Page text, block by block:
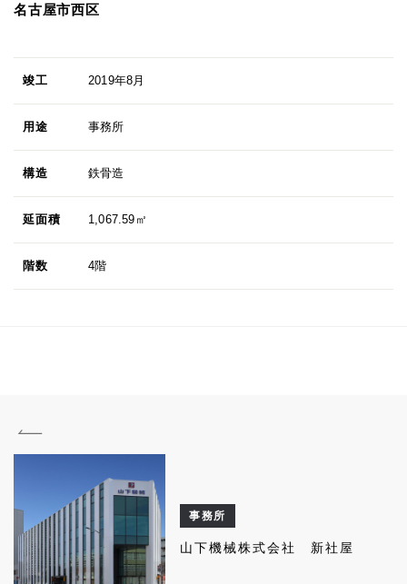
名古屋市西区
竣工 2019年8月
用途 事務所
構造 鉄骨造
延面積 1,067.59㎡
階数 4階
事務所
山下機械株式会社 新社屋